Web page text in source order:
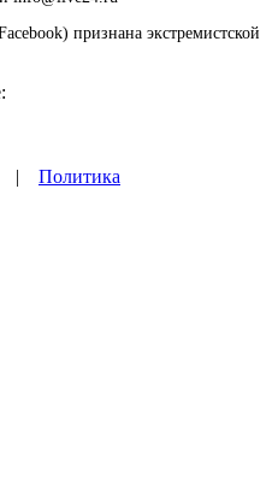
признана экстремистской
| Политика